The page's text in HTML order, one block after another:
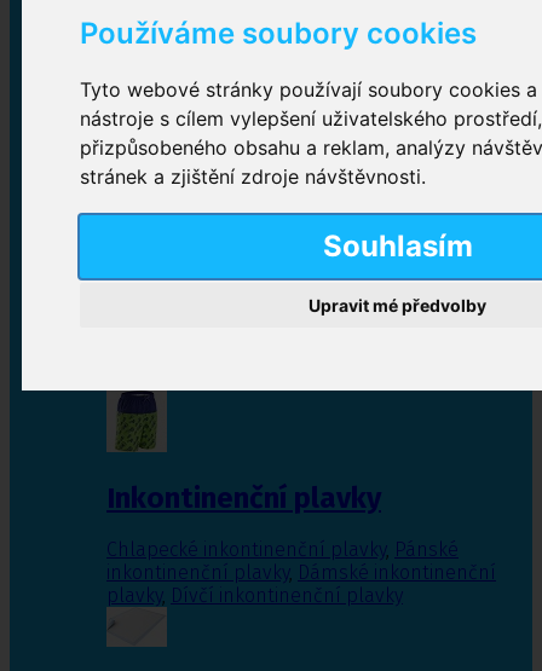
Používáme soubory cookies
Tyto webové stránky používají soubory cookies
nástroje s cílem vylepšení uživatelského
přizpůsobeného obsahu a reklam, analýzy
stránek a zjištění zdroje návštěvnosti.
Souhlasím
Upravit mé předvolby
Inkontinenční kalhotky
Plenkové kalhotky navlékací,Plenkové kalhotky
zalepovací,Inkontinenční kalhotky dámské
Inkontinenční vložky
Inkontinenční plavky
Chlapecké inkontinenční plavky, Pánské
inkontinenční plavky, Dámské inkontinenční
plavky, Dívčí inkontinenční plavky